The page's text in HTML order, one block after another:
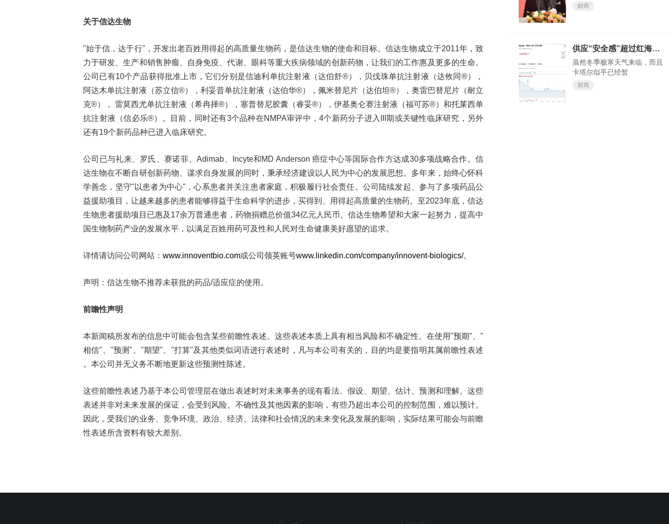
关于信达生物
"始于信，达于行"，开发出老百姓用得起的高质量生物药，是信达生物的使命和目标。信达生物成立于2011年，致
力于研发、生产和销售肿瘤、自身免疫、代谢、眼科等重大疾病领域的创新药物，让我们的工作惠及更多的生命。
公司已有10个产品获得批准上市，它们分别是信迪利单抗注射液（达伯舒®），贝伐珠单抗注射液（达攸同®），
阿达木单抗注射液（苏立信®），利妥昔单抗注射液（达伯华®），佩米替尼片（达伯坦®），奥雷巴替尼片（耐立
克®）， 雷莫西尤单抗注射液（希冉择®），塞普替尼胶囊（睿妥®），伊基奥仑赛注射液（福可苏®）和托莱西单
抗注射液（信必乐®）。目前，同时还有3个品种在NMPA审评中，4个新药分子进入III期或关键性临床研究，另外
还有19个新药品种已进入临床研究。
公司已与礼来、罗氏、赛诺菲、Adimab、Incyte和MD Anderson 癌症中心等国际合作方达成30多项战略合作。信
达生物在不断自研创新药物、谋求自身发展的同时，秉承经济建设以人民为中心的发展思想。多年来，始终心怀科
学善念，坚守"以患者为中心"，心系患者并关注患者家庭，积极履行社会责任。公司陆续发起、参与了多项药品公
益援助项目，让越来越多的患者能够得益于生命科学的进步，买得到、用得起高质量的生物药。至2023年底，信达
生物患者援助项目已惠及17余万普通患者，药物捐赠总价值34亿元人民币。信达生物希望和大家一起努力，提高中
国生物制药产业的发展水平，以满足百姓用药可及性和人民对生命健康美好愿望的追求。
详情请访问公司网站： www.innoventbio.com或公司领英账号www.linkedin.com/company/innovent-biologics/。
声明：信达生物不推荐未获批的药品/适应症的使用。
前瞻性声明
本新闻稿所发布的信息中可能会包含某些前瞻性表述。这些表述本质上具有相当风险和不确定性。在使用"预期"、"
相信"、"预测"、"期望"、"打算"及其他类似词语进行表述时，凡与本公司有关的，目的均是要指明其属前瞻性表述
。本公司并无义务不断地更新这些预测性陈述。
这些前瞻性表述乃基于本公司管理层在做出表述时对未来事务的现有看法、假设、期望、估计、预测和理解。这些
表述并非对未来发展的保证，会受到风险、不确性及其他因素的影响，有些乃超出本公司的控制范围，难以预计。
因此，受我们的业务、竞争环境、政治、经济、法律和社会情况的未来变化及发展的影响，实际结果可能会与前瞻
性表述所含资料有较大差别。
财商
供应“安全感”超过红海“危机感”？欧洲天然气价格大跌
虽然冬季极寒天气来临，而且
卡塔尔似乎已经暂
财商